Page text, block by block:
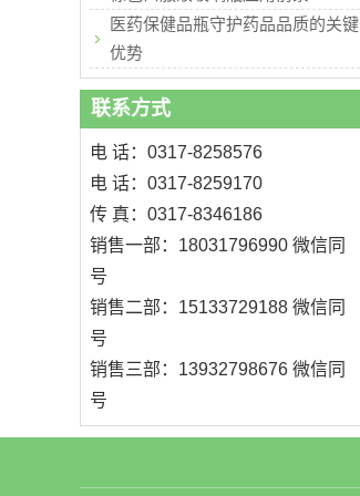
医药保健品瓶守护药品品质的关键
优势
联系方式
电 话：0317-8258576
电 话：0317-8259170
传 真：0317-8346186
销售一部：18031796990 微信同
号
销售二部：15133729188 微信同
号
销售三部：13932798676 微信同
号